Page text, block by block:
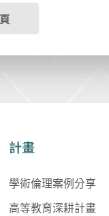
計畫
學術倫理案例分享
高等教育深耕計畫